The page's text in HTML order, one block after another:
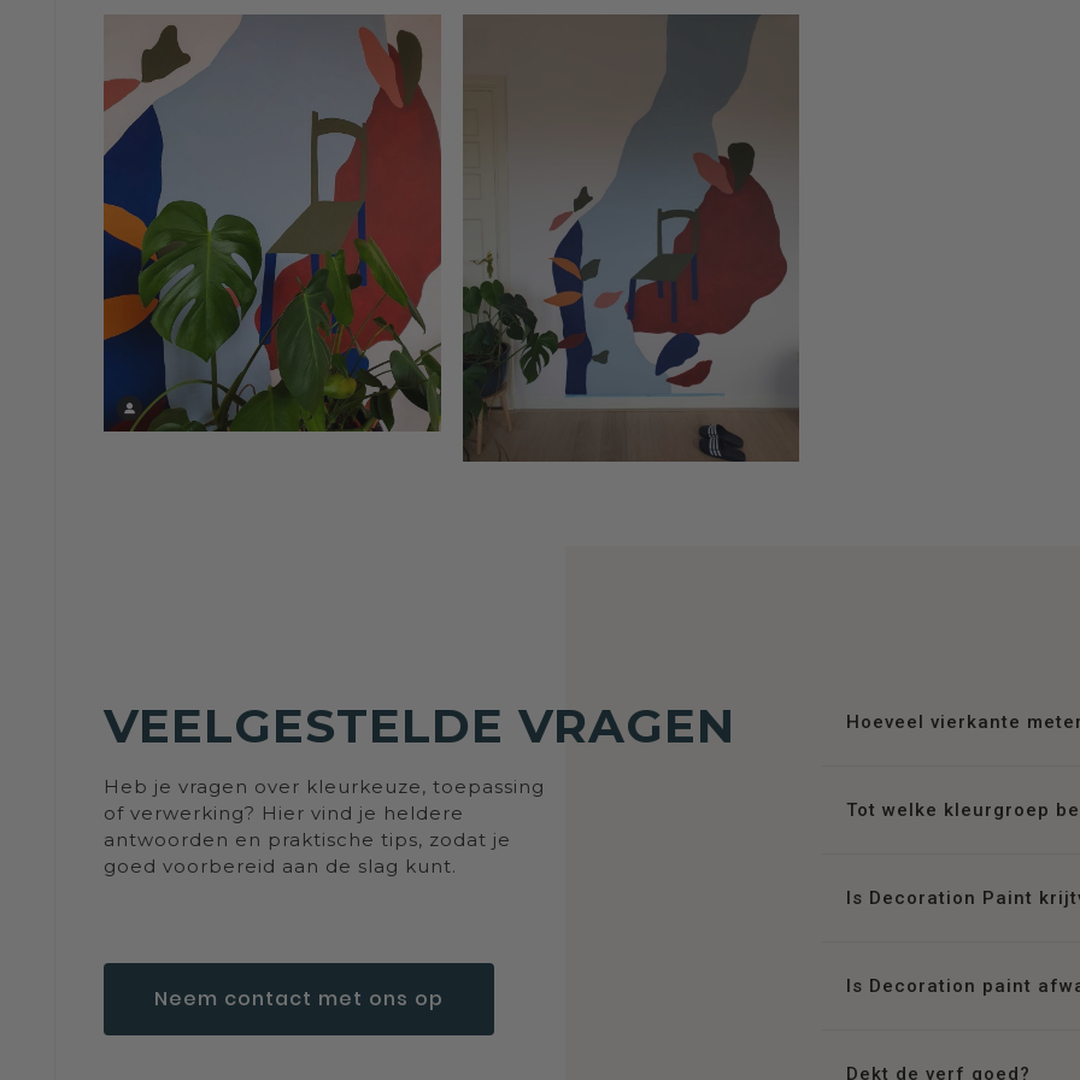
VEELGESTELDE VRAGEN
Heb je vragen over kleurkeuze, toepassing
of verwerking? Hier vind je heldere
antwoorden en praktische tips, zodat je
goed voorbereid aan de slag kunt.
Neem contact met ons op
Hoeveel vierkante
Tot welke kleurgroep
Is Decoration Paint
Is Decoration paint
Dekt de verf goed?